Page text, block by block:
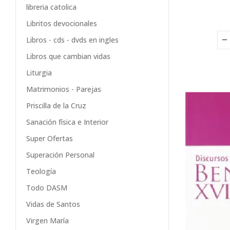
libreria catolica
Libritos devocionales
Libros - cds - dvds en ingles
Libros que cambian vidas
Liturgia
Matrimonios - Parejas
Priscilla de la Cruz
Sanación física e Interior
Super Ofertas
Superación Personal
Teología
Todo DASM
Vidas de Santos
Virgen María